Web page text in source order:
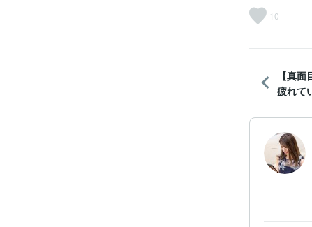
10
【真
疲れて